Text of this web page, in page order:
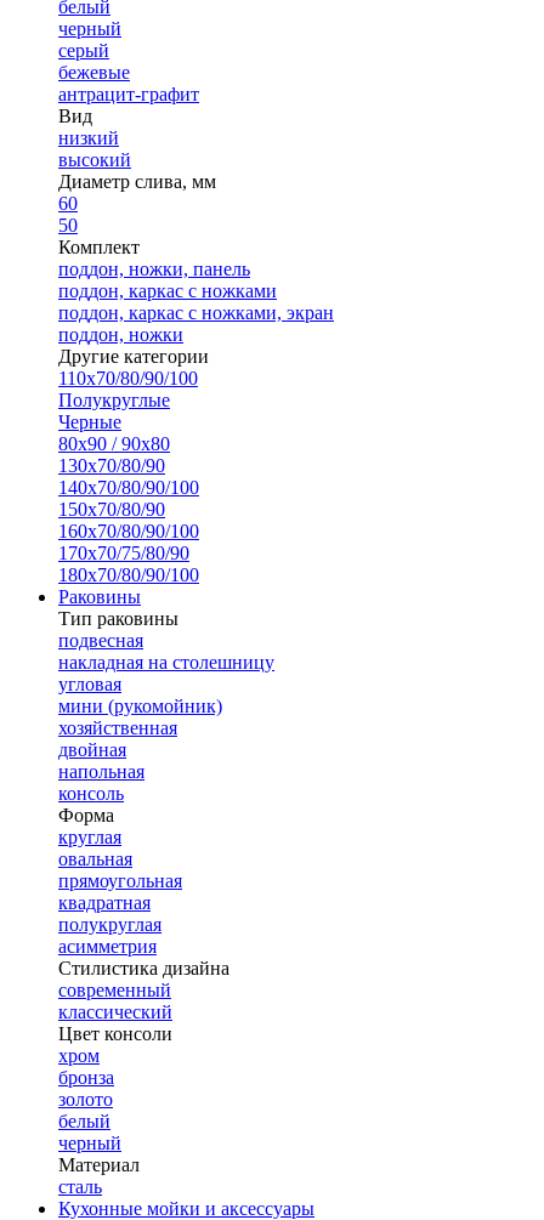
белый
черный
серый
бежевые
антрацит-графит
Вид
низкий
высокий
Диаметр слива, мм
60
50
Комплект
поддон, ножки, панель
поддон, каркас с ножками
поддон, каркас с ножками, экран
поддон, ножки
Другие категории
110х70/80/90/100
Полукруглые
Черные
80х90 / 90х80
130х70/80/90
140х70/80/90/100
150х70/80/90
160х70/80/90/100
170х70/75/80/90
180х70/80/90/100
Раковины
Тип раковины
подвесная
накладная на столешницу
угловая
мини (рукомойник)
хозяйственная
двойная
напольная
консоль
Форма
круглая
овальная
прямоугольная
квадратная
полукруглая
асимметрия
Стилистика дизайна
современный
классический
Цвет консоли
хром
бронза
золото
белый
черный
Материал
сталь
Кухонные мойки и аксессуары